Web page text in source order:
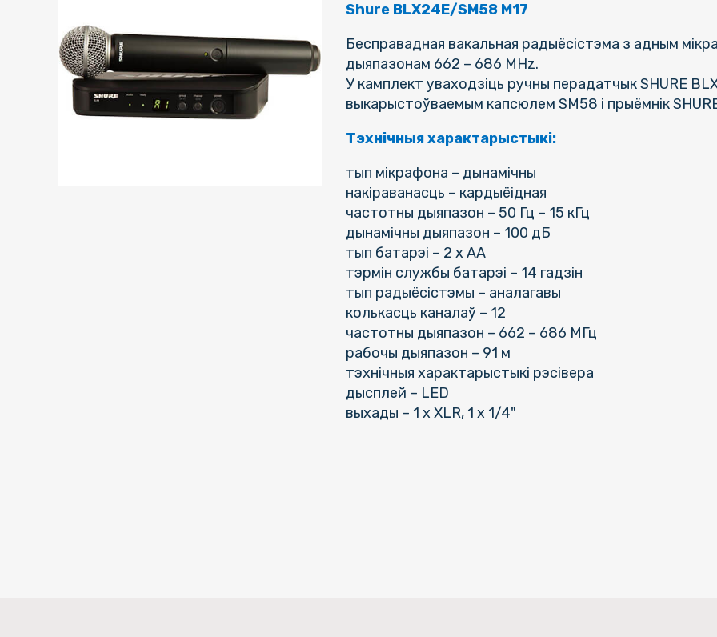
Shure BLX24E/SM58 M17
Бесправадная вакальная радыёсістэма з адным
дыяпазонам 662 – 686 MHz.
У камплект уваходзіць ручны перадатчык SHURE
выкарыстоўваемым капсюлем SM58 і прыёмнік
Тэхнічныя характарыстыкі:
тып мікрафона – дынамічны
накіраванасць – кардыёідная
частотны дыяпазон – 50 Гц – 15 кГц
дынамічны дыяпазон – 100 дБ
тып батарэі – 2 x AA
тэрмін службы батарэі – 14 гадзін
тып радыёсістэмы – аналагавы
колькасць каналаў – 12
частотны дыяпазон – 662 – 686 МГц
рабочы дыяпазон – 91 м
тэхнічныя характарыстыкі рэсівера
дысплей – LED
выхады – 1 x XLR, 1 x 1/4"